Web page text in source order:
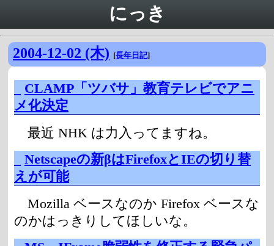
にっき
2004-12-02 (木) [長年日記]
CLAMP「ツバサ」教育テレビでアニ
メ化決定
最近 NHK は力入ってますね。
Netscapeの新βはFirefoxとIEの切り替
えが可能
Mozilla ベースなのか Firefox ベースな
のかはっきりしてほしいな。